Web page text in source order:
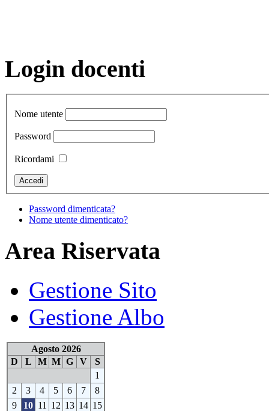
Login docenti
Nome utente
Password
Ricordami
Password dimenticata?
Nome utente dimenticato?
Area Riservata
Gestione Sito
Gestione Albo
Agosto 2026
D
L M M G V
S
1
2
3 4 5 6 7
8
9
10 11 12 13 14 15